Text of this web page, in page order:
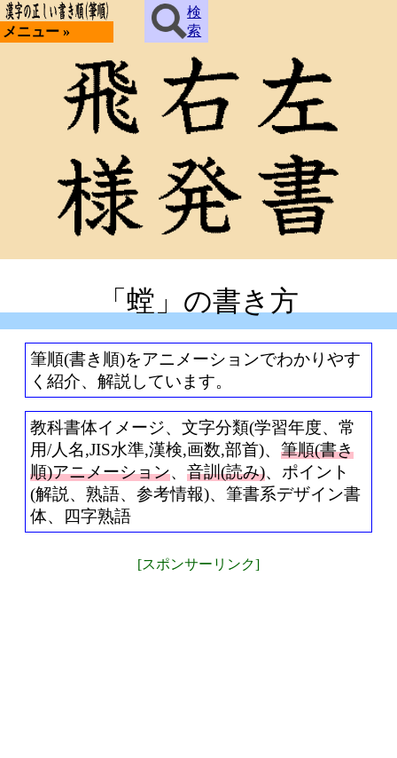
メニュー »
検
索
「螳」の書き方
筆順(書き順)をアニメーションでわかりやす
く紹介、解説しています。
教科書体イメージ、文字分類(学習年度、常
用/人名,JIS水準,漢検,画数,部首)、 筆順(書き
順)アニメーション、 音訓(読み)、ポイント
(解説、熟語、参考情報)、筆書系デザイン書
体、四字熟語
[スポンサーリンク]